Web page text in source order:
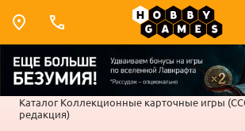
Каталог Коллекционные карточные игры
редакция)